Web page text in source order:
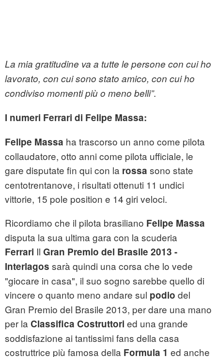
La mia gratitudine va a tutte le persone con cui ho
lavorato, con cui sono stato amico, con cui ho
condiviso momenti più o meno belli”.
I numeri Ferrari di Felipe Massa:
Felipe Massa ha trascorso un anno come pilota
collaudatore, otto anni come pilota ufficiale, le
gare disputate fin qui con la rossa sono state
centotrentanove, i risultati ottenuti 11 undici
vittorie, 15 pole position e 14 giri veloci.
Ricordiamo che il pilota brasiliano Felipe Massa
disputa la sua ultima gara con la scuderia
Ferrari Il Gran Premio del Brasile 2013 -
Interlagos sarà quindi una corsa che lo vede
"giocare in casa", il suo sogno sarebbe quello di
vincere o quanto meno andare sul podio del
Gran Premio del Brasile 2013, per dare una mano
per la Classifica Costruttori ed una grande
soddisfazione ai tantissimi fans della casa
costruttrice più famosa della Formula 1 ed anche